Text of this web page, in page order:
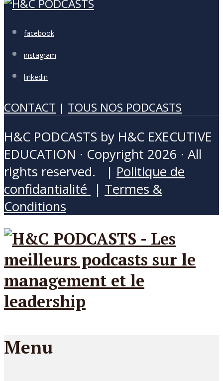
facebook
instagram
linkedin
CONTACT | TOUS NOS PODCASTS
H&C PODCASTS by H&C EXECUTIVE
EDUCATION · Copyright 2026 · All
rights reserved. | Politique de
confidantialité | Termes &
Conditions
Menu